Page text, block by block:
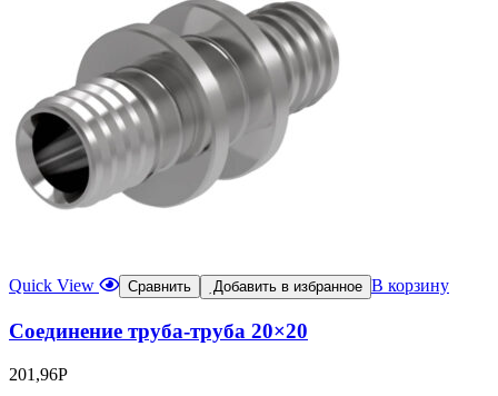
Quick View Сравнить Добавить в избранное В корзину
Соединение труба-труба 20×20
201,96Р